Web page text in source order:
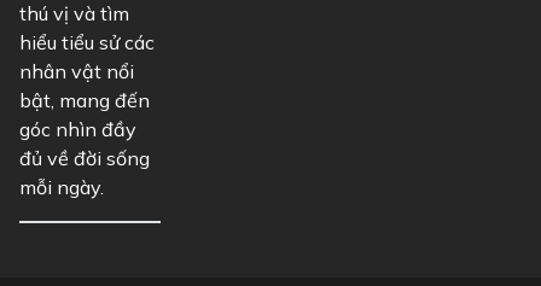
thú vị và tìm
hiểu tiểu sử các
nhân vật nổi
bật, mang đến
góc nhìn đầy
đủ về đời sống
mỗi ngày.